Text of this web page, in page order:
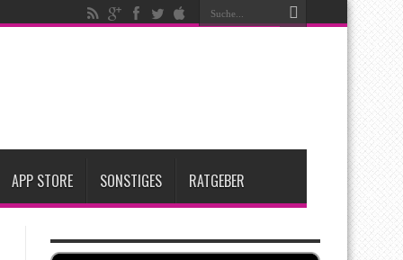
Apple übernimmt Softwarefirma PlasmaSolve
APP STORE SONSTIGES RATGEBER